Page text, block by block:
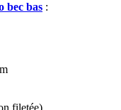
bec bas :